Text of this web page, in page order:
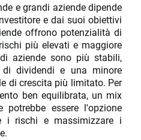
e grandi aziende dipende
e dai suoi obiettivi
offrono potenzialità di
più elevati e maggiore
aziende sono più stabili,
dividendi e una minore
di crescita più limitato. Per
ben equilibrata, un mix
essere l'opzione
i rischi e massimizzare i